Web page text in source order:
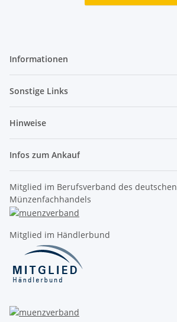
Informationen
Sonstige Links
Hinweise
Infos zum Ankauf
Mitglied im Berufsverband des deutschen
Münzenfachhandels
Mitglied im Händlerbund